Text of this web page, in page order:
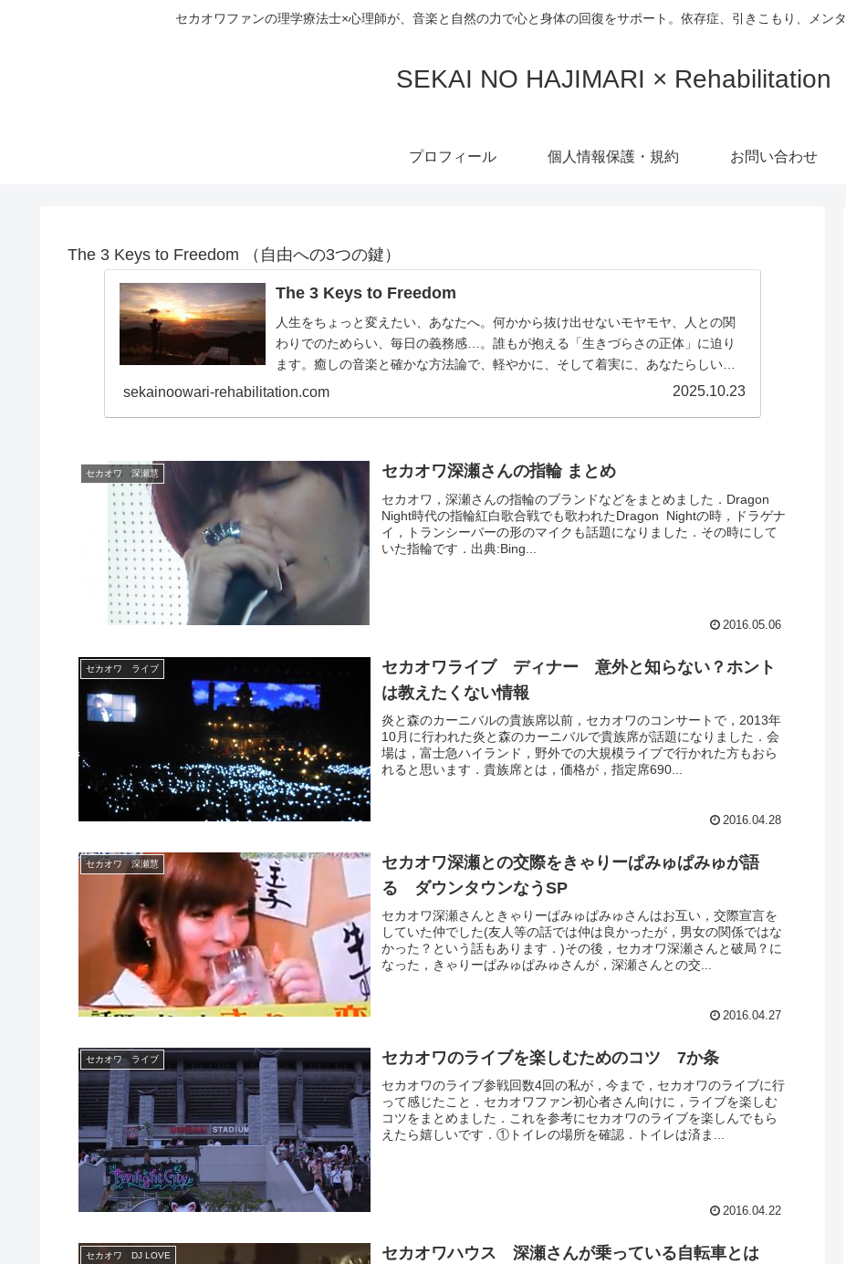
セカオワファンの理学療法士×心理師が、音楽と自然の力で心と身体の回復をサポート。依存症、引きこもり、メン
SEKAI NO HAJIMARI × Rehabilitation
プロフィール 個人情報保護・規約 お問い合わせ
The 3 Keys to Freedom （自由への3つの鍵）
The 3 Keys to Freedom
人生をちょっと変えたい、あなたへ。何かから抜け出せないモヤモヤ、人との関
わりでのためらい、毎日の義務感…。誰もが抱える「生きづらさの正体」に迫り
ます。癒しの音楽と確かな方法論で、軽やかに、そして着実に、あなたらしい輝
きを取り戻しましょう。今...
sekainoowari-rehabilitation.com 2025.10.23
セカオワ 深瀬慧 セカオワ深瀬さんの指輪 まとめ
セカオワ，深瀬さんの指輪のブランドなどをまとめました．Dragon
Night時代の指輪紅白歌合戦でも歌われたDragon Nightの時，ドラゲナ
イ，トランシーバーの形のマイクも話題になりました．その時にして
いた指輪です．出典:Bing...
2016.05.06
セカオワ ライブ
セカオワライブ ディナー 意外と知らない？ホント
は教えたくない情報
炎と森のカーニバルの貴族席以前，セカオワのコンサートで，2013年
10月に行われた炎と森のカーニバルで貴族席が話題になりました．会
場は，富士急ハイランド，野外での大規模ライブで行かれた方もおら
れると思います．貴族席とは，価格が，指定席690...
2016.04.28
セカオワ 深瀬慧
セカオワ深瀬との交際をきゃりーぱみゅぱみゅが語
る ダウンタウンなうSP
セカオワ深瀬さんときゃりーぱみゅぱみゅさんはお互い，交際宣言を
していた仲でした(友人等の話では仲は良かったが，男女の関係ではな
かった？という話もあります．)その後，セカオワ深瀬さんと破局？に
なった，きゃりーぱみゅぱみゅさんが，深瀬さんとの交...
2016.04.27
セカオワ ライブ セカオワのライブを楽しむためのコツ 7か条
セカオワのライブ参戦回数4回の私が，今まで，セカオワのライブに行
って感じたこと．セカオワファン初心者さん向けに，ライブを楽しむ
コツをまとめました．これを参考にセカオワのライブを楽しんでもら
えたら嬉しいです．①トイレの場所を確認．トイレは済ま...
2016.04.22
セカオワ DJ LOVE セカオワハウス 深瀬さんが乗っている自転車とは